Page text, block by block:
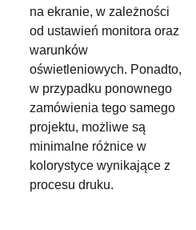
na ekranie, w zależności
od ustawień monitora oraz
warunków
oświetleniowych. Ponadto,
w przypadku ponownego
zamówienia tego samego
projektu, możliwe są
minimalne różnice w
kolorystyce wynikające z
procesu druku.